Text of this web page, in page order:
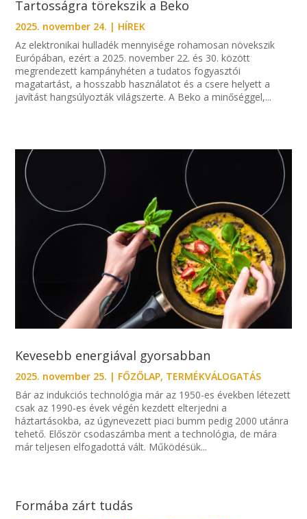
Tartosságra törekszik a Beko
2025. november 24. | HÍREK
Az elektronikai hulladék mennyisége rohamosan növekszik
Európában, ezért a 2025. november 22. és 30. között
megrendezett kampányhéten a tudatos fogyasztói
magatartást, a hosszabb használatot és a csere helyett a
javítást hangsúlyozták világszerte. A Beko a minőséggel,...
Kevesebb energiával gyorsabban
2025. november 25. | FŐZŐLAP, TERMÉKVÁLOGATÁS
Bár az indukciós technológia már az 1950-es években létezett
csak az 1990-es évek végén kezdett elterjedni a
háztartásokba, az úgynevezett piaci bumm pedig 2000 utánra
tehető. Először csodaszámba ment a technológia, de mára
már teljesen elfogadottá vált. Működésük...
Formába zárt tudás